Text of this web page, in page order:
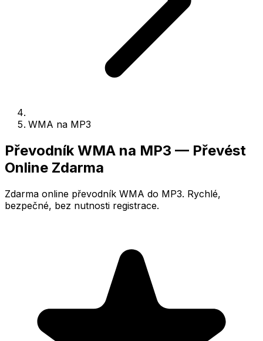
WMA na MP3
Převodník WMA na MP3 — Převést
Online Zdarma
Zdarma online převodník WMA do MP3. Rychlé,
bezpečné, bez nutnosti registrace.